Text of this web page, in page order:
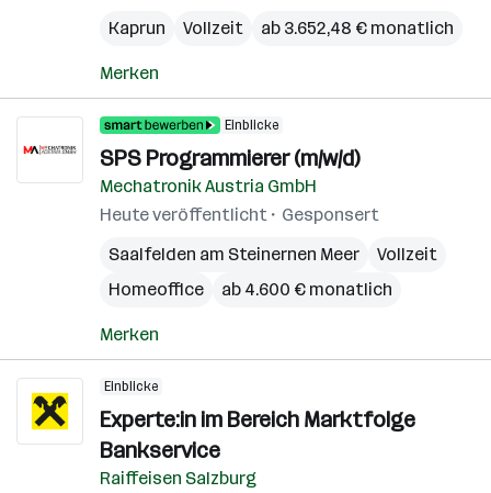
Kaprun
Vollzeit ab 3.652,48 € monatlich
Merken
Einblicke
SPS Programmierer (m/w/d)
Mechatronik Austria GmbH
Heute veröffentlicht
Gesponsert
Saalfelden am Steinernen Meer
Vollzeit
Homeoffice
ab 4.600 € monatlich
Merken
Einblicke
Experte:in im Bereich Marktfolge
Bankservice
Raiffeisen Salzburg